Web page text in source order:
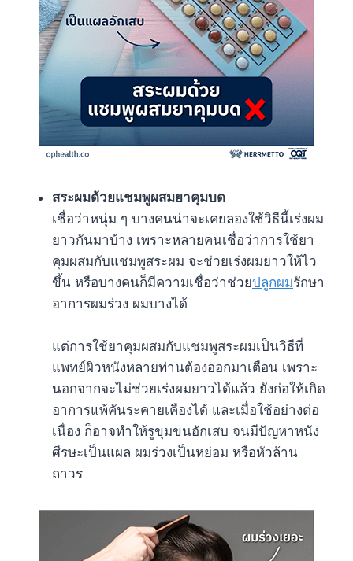
สระผมด้วยแชมพูผสมยาคุมบด
เชื่อว่าหนุ่ม ๆ บางคนน่าจะเคยลองใช้วิธีนี้เร่งผม
ยาวกันมาบ้าง เพราะหลายคนเชื่อว่าการใช้ยา
คุมผสมกับแชมพูสระผม จะช่วยเร่งผมยาวให้ไว
ขึ้น หรือบางคนก็มีความเชื่อว่าช่วยปลูกผมรักษา
อาการผมร่วง ผมบางได้
แต่การใช้ยาคุมผสมกับแชมพูสระผมเป็นวิธีที่
แพทย์ผิวหนังหลายท่านต้องออกมาเตือน เพราะ
นอกจากจะไม่ช่วยเร่งผมยาวได้แล้ว ยังก่อให้เกิด
อาการแพ้คันระคายเคืองได้ และเมื่อใช้อย่างต่อ
เนื่อง ก็อาจทำให้รูขุมขนอักเสบ จนมีปัญหาหนัง
ศีรษะเป็นแผล ผมร่วงเป็นหย่อม หรือหัวล้าน
ถาวร